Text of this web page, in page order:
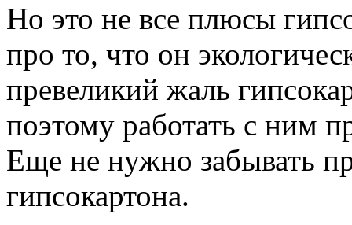
Но это не все плюсы
про то, что он
превеликий жаль
поэтому работать с ним
Еще не нужно забывать
гипсокартона.